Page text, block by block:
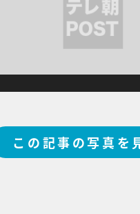
この記事の写真を